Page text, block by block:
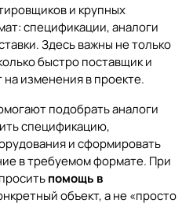
и крупных
спецификации, аналоги
Здесь важны не только
быстро поставщик и
изменения в проекте.
подобрать аналоги
спецификацию,
и сформировать
в требуемом формате. При
помощь в
объект, а не «просто